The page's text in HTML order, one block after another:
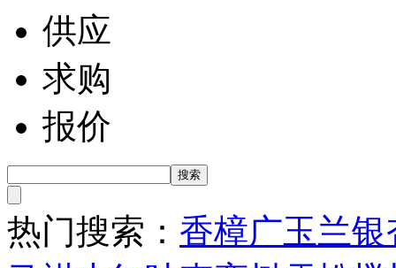
供应
求购
报价
热门搜索： 香樟广玉兰银